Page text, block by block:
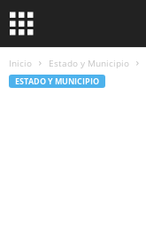
Inicio Estado y Municipio
ESTADO Y MUNICIPIO